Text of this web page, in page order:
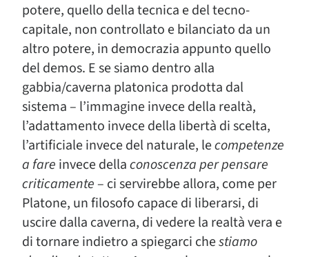
potere, quello della tecnica e del tecno-
capitale, non controllato e bilanciato da un
altro potere, in democrazia appunto quello
del demos. E se siamo dentro alla
gabbia/caverna platonica prodotta dal
sistema – l’immagine invece della realtà,
l’adattamento invece della libertà di scelta,
l’artificiale invece del naturale, lecompetenze
a fare invece dellaconoscenza per pensare
criticamente – ci servirebbe allora, come per
Platone, un filosofo capace di liberarsi, di
uscire dalla caverna, di vedere la realtà vera e
di tornare indietro a spiegarci chestiamo